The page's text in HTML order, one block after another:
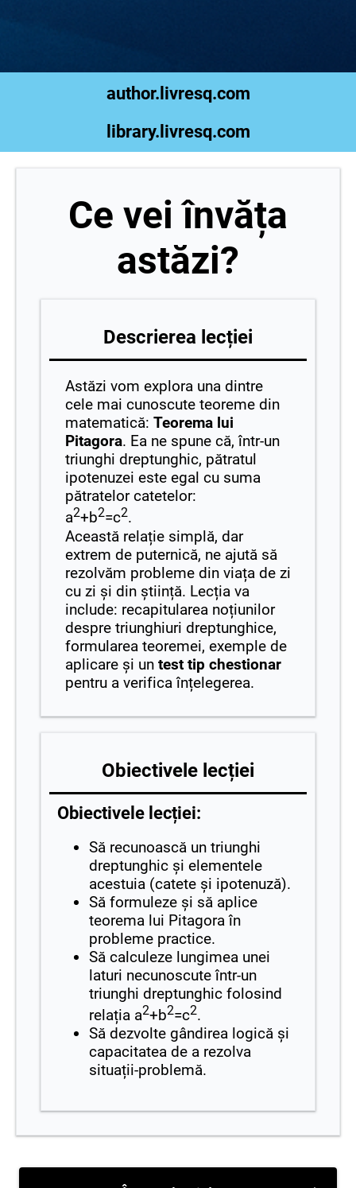
author.livresq.com
library.livresq.com
Ce vei învăța
astăzi?
Descrierea lecției
Astăzi vom explora una dintre
cele mai cunoscute teoreme din
matematică: Teorema lui
Pitagora. Ea ne spune că, într-un
triunghi dreptunghic, pătratul
ipotenuzei este egal cu suma
pătratelor catetelor:
a2+b2=c2.
Această relație simplă, dar
extrem de puternică, ne ajută să
rezolvăm probleme din viața de zi
cu zi și din știință. Lecția va
include: recapitularea noțiunilor
despre triunghiuri dreptunghice,
formularea teoremei, exemple de
aplicare și un test tip chestionar
pentru a verifica înțelegerea.
Obiectivele lecției
Obiectivele lecției:
Să recunoască un triunghi
dreptunghic și elementele
acestuia (catete și ipotenuză).
Să formuleze și să aplice
teorema lui Pitagora în
probleme practice.
Să calculeze lungimea unei
laturi necunoscute într-un
triunghi dreptunghic folosind
relația a2+b2=c2.
Să dezvolte gândirea logică și
capacitatea de a rezolva
situații-problemă.